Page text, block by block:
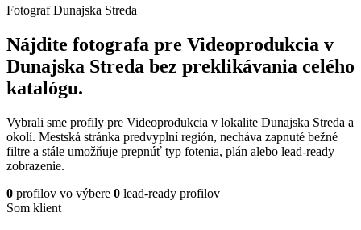
Fotograf Dunajska Streda
Nájdite fotografa pre Videoprodukcia v
Dunajska Streda bez preklikávania celého
katalógu.
Vybrali sme profily pre Videoprodukcia v lokalite Dunajska Streda a
okolí. Mestská stránka predvyplní región, necháva zapnuté bežné
filtre a stále umožňuje prepnúť typ fotenia, plán alebo lead-ready
zobrazenie.
0 profilov vo výbere 0 lead-ready profilov
Som klient